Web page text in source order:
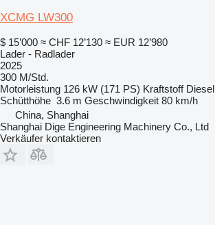
XCMG LW300
$ 15’000 ≈ CHF 12’130 ≈ EUR 12’980
Lader - Radlader
2025
300 M/Std.
Motorleistung 126 kW (171 PS) Kraftstoff Diesel
Schütthöhe 3.6 m Geschwindigkeit 80 km/h
China, Shanghai
Shanghai Dige Engineering Machinery Co., Ltd
Verkäufer kontaktieren